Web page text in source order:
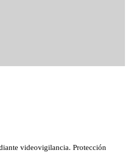
videovigilancia. Protección